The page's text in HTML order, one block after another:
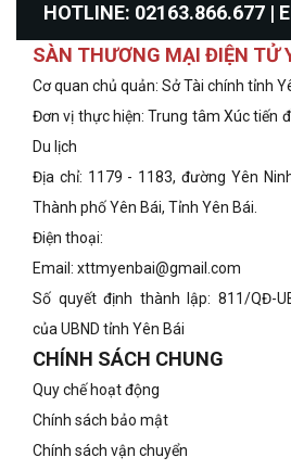
HOTLINE: 02163.866.677 |
xttmyenbai@gmail.com
SÀN THƯƠNG MẠI ĐIỆN TỬ
Cơ quan chủ quản: Sở Tài chính tỉnh
Đơn vị thực hiện: Trung tâm Xúc tiến
Du lịch
Địa chỉ: 1179 - 1183, đường Yên
Thành phố Yên Bái, Tỉnh Yên Bái.
Điện thoại:
Email: xttmyenbai@gmail.com
Số quyết định thành lập: 811/QĐ-
của UBND tỉnh Yên Bái
CHÍNH SÁCH CHUNG
Quy chế hoạt động
Chính sách bảo mật
Chính sách vận chuyển